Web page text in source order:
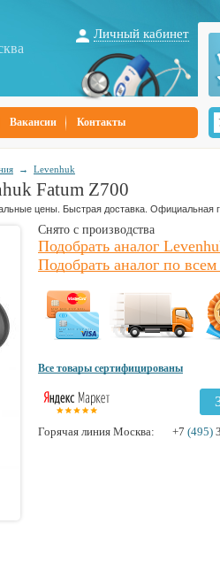
Личный кабинет
Вакансии Контакты
→ Levenhuk
Fatum Z700
цены. Быстрая доставка. Официальная
Снято с производства
Подобрать аналог
Подобрать аналог по
Все товары сертифицированы
Горячая линия Москва: +7 (495)